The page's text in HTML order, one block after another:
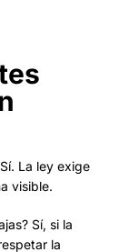
La ley exige
visible.
Sí, si la
la